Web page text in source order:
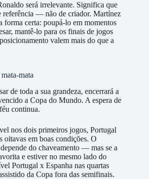
será irrelevante. Significa que
referência — não de criador. Martínez
forma certa: poupá-lo em momentos
mantê-lo para os finais de jogos
valem mais do que a
mata
de toda a sua grandeza, encerrará a
a Copa do Mundo. A espera de
continua.
nos dois primeiros jogos, Portugal
oitavas em boas condições. O
do chaveamento — mas se a
e estiver no mesmo lado do
Portugal x Espanha nas quartas
da Copa fora das semifinais.